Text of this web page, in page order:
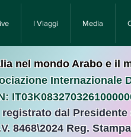
I Viaggi Media
nel mondo Arabo e il
Internazionale
dal
8468\2024 Reg.